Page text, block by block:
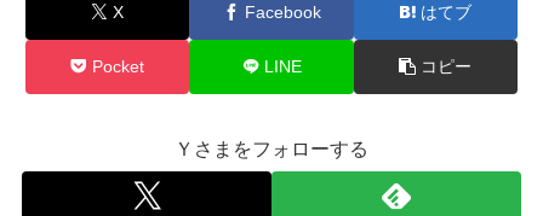
X Facebook はてブ
Pocket LINE コピー
Ｙさまをフォローする